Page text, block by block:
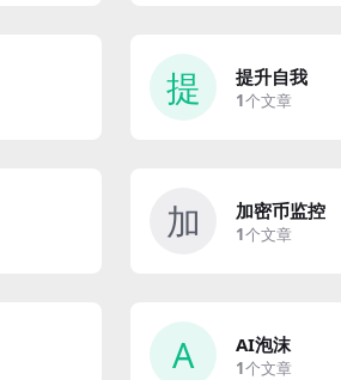
提 提升自我
1个文章
加 加密币监控
1个文章
A AI泡沫
1个文章